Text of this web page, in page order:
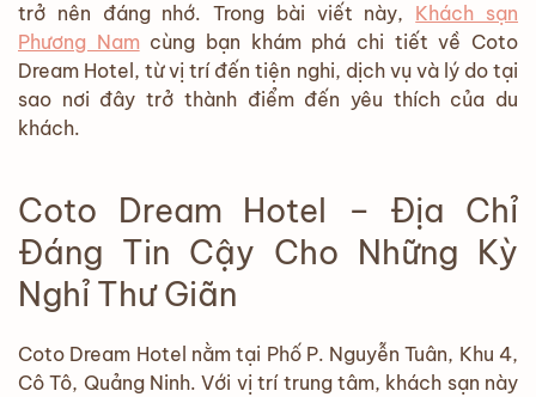
trở nên đáng nhớ. Trong bài viết này, Khách sạn
Phương Nam cùng bạn khám phá chi tiết về Coto
Dream Hotel, từ vị trí đến tiện nghi, dịch vụ và lý do tại
sao nơi đây trở thành điểm đến yêu thích của du
khách.
Coto Dream Hotel – Địa Chỉ
Đáng Tin Cậy Cho Những Kỳ
Nghỉ Thư Giãn
Coto Dream Hotel nằm tại Phố P. Nguyễn Tuân, Khu 4,
Cô Tô, Quảng Ninh. Với vị trí trung tâm, khách sạn này